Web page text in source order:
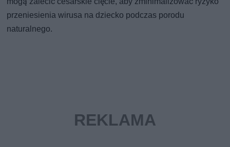
przeniesienia wirusa na dziecko podczas porodu
naturalnego.